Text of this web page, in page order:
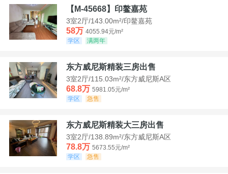
【M-45668】印鳌嘉苑
3室2厅/143.00m²/印鳌嘉苑
58万 4055.94元/m²
学区
满两年
东方威尼斯精装三房出售
3室2厅/115.03m²/东方威尼斯A区
68.8万 5981.05元/m²
学区
急售
东方威尼斯精装大三房出售
3室2厅/138.89m²/东方威尼斯A区
78.8万 5673.55元/m²
学区
急售